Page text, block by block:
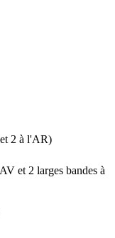
2 à l'AR)
et 2 larges bandes à